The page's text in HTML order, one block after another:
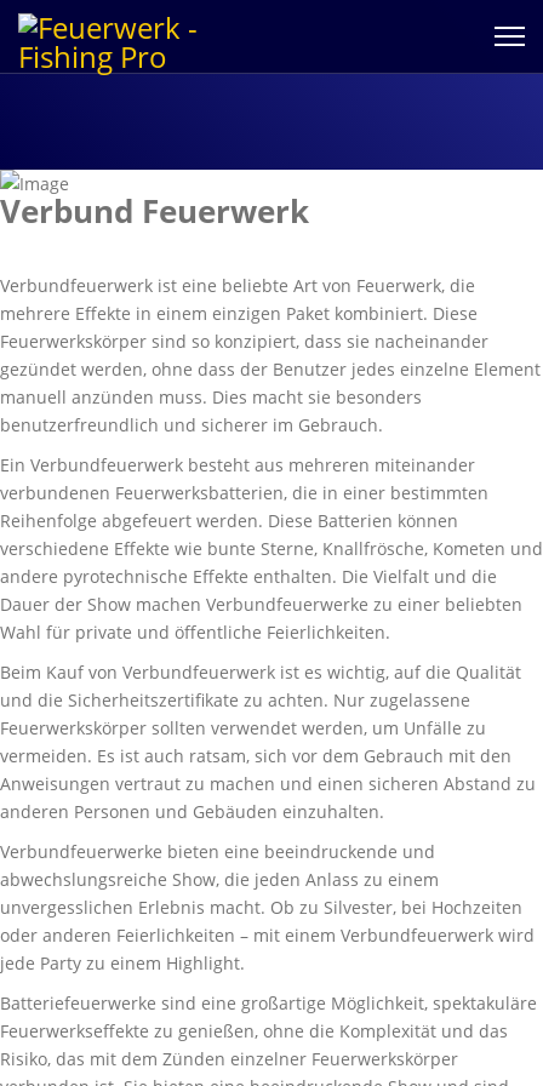
Verbund Feuerwerk
Verbundfeuerwerk ist eine beliebte Art von Feuerwerk, die
mehrere Effekte in einem einzigen Paket kombiniert. Diese
Feuerwerkskörper sind so konzipiert, dass sie nacheinander
gezündet werden, ohne dass der Benutzer jedes einzelne Element
manuell anzünden muss. Dies macht sie besonders
benutzerfreundlich und sicherer im Gebrauch.
Ein Verbundfeuerwerk besteht aus mehreren miteinander
verbundenen Feuerwerksbatterien, die in einer bestimmten
Reihenfolge abgefeuert werden. Diese Batterien können
verschiedene Effekte wie bunte Sterne, Knallfrösche, Kometen und
andere pyrotechnische Effekte enthalten. Die Vielfalt und die
Dauer der Show machen Verbundfeuerwerke zu einer beliebten
Wahl für private und öffentliche Feierlichkeiten.
Beim Kauf von Verbundfeuerwerk ist es wichtig, auf die Qualität
und die Sicherheitszertifikate zu achten. Nur zugelassene
Feuerwerkskörper sollten verwendet werden, um Unfälle zu
vermeiden. Es ist auch ratsam, sich vor dem Gebrauch mit den
Anweisungen vertraut zu machen und einen sicheren Abstand zu
anderen Personen und Gebäuden einzuhalten.
Verbundfeuerwerke bieten eine beeindruckende und
abwechslungsreiche Show, die jeden Anlass zu einem
unvergesslichen Erlebnis macht. Ob zu Silvester, bei Hochzeiten
oder anderen Feierlichkeiten – mit einem Verbundfeuerwerk wird
jede Party zu einem Highlight.
Batteriefeuerwerke sind eine großartige Möglichkeit, spektakuläre
Feuerwerkseffekte zu genießen, ohne die Komplexität und das
Risiko, das mit dem Zünden einzelner Feuerwerkskörper